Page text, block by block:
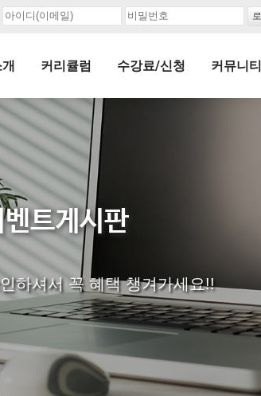
커리큘럼 수강료/신청 커뮤니티
벤트게시판
하셔서 꼭 혜택 챙겨가세요!!